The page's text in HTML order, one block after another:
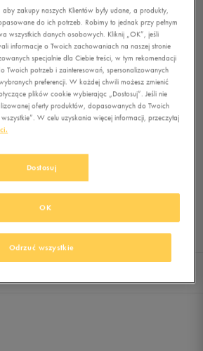
0)
50 STYLE
dostępny, otrzymasz od nas powiadomienie.
Rozmiary US
Powiadom o dostępności
w salonach
aby zakupy naszych Klientów były udane, a produkty,
do ich potrzeb. Robimy to jednak przy pełnym
wszystkich danych osobowych. Kliknij „OK”, jeśli
informacje o Twoich zachowaniach na naszej stronie
specjalnie dla Ciebie treści, w tym rekomendacji
Twoich potrzeb i zainteresowań, spersonalizowanych
preferencji. W każdej chwili możesz zmienić
plików cookie wybierając „Dostosuj”. Jeśli nie
oferty produktów, dopasowanych do Twoich
W celu uzyskania więcej informacji, przeczytaj
Dostosuj
Odrzuć wszystkie
OK